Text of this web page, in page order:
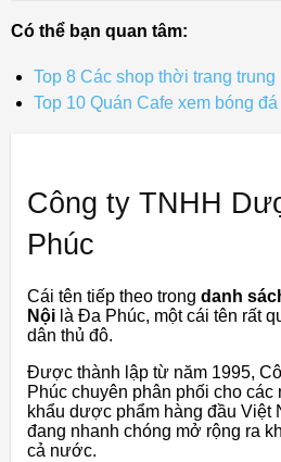
Có thể bạn quan tâm:
Top 8 Các shop thời trang
Top 10 Quán Cafe xem bóng
Công ty TNHH
Phúc
Cái tên tiếp theo trong danh
Nội là Đa Phúc, một cái tên rất
dân thủ đô.
Được thành lập từ năm 1995,
Phúc chuyên phân phối cho các
khẩu dược phẩm hàng đầu Việt
đang nhanh chóng mở rộng ra
cả nước.